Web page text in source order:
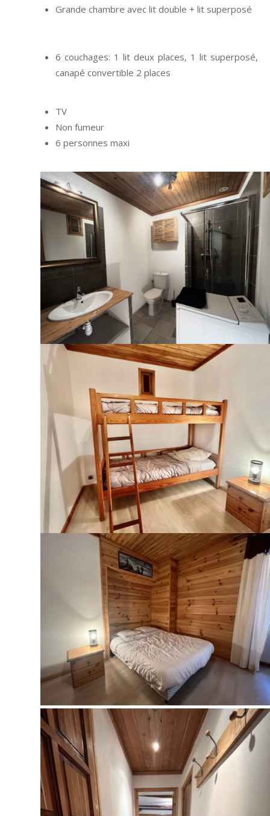
Grande chambre avec lit double + lit superposé
6 couchages: 1 lit deux places, 1 lit superposé,
canapé convertible 2 places
TV
Non fumeur
6 personnes maxi